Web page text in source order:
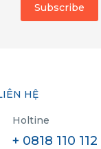
HỆ
Holtine
+ 0818 110 112